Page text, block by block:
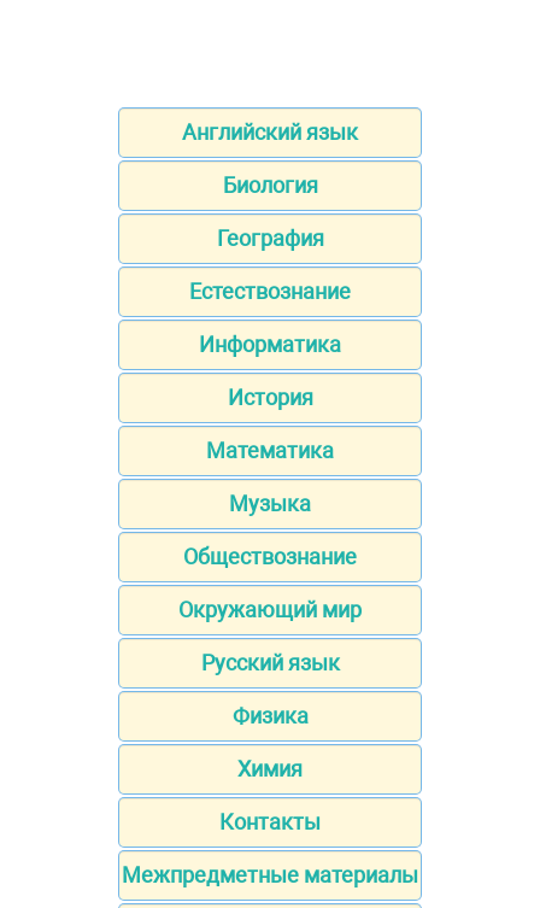
Английский язык
Биология
География
Естествознание
Информатика
История
Математика
Музыка
Обществознание
Окружающий мир
Русский язык
Физика
Химия
Контакты
Межпредметные материалы